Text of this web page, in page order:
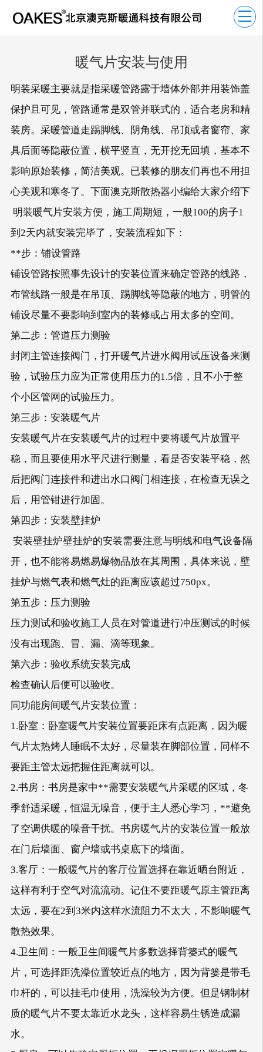

暖气片安装与使用
明装采暖主要就是指采暖管路露于墙体外部并用装饰盖
保护且可见，管路通常是双管并联式的，适合老房和精
装房。采暖管道走踢脚线、阴角线、吊顶或者窗帘、家
具后面等隐蔽位置，横平竖直，无开挖无回填，基本不
影响原始装修，简洁美观。已装修的朋友们再也不用担
心美观和寒冬了。下面澳克斯散热器小编给大家介绍下
明装暖气片安装方便，施工周期短，一般100的房子1
到2天内就安装完毕了，安装流程如下：
**步：铺设管路
铺设管路按照事先设计的安装位置来确定管路的线路，
布管线路一般是在吊顶、踢脚线等隐蔽的地方，明管的
铺设尽量不要影响到室内的装修或占用太多的空间。
第二步：管道压力测验
封闭主管连接阀门，打开暖气片进水阀用试压设备来测
验，试验压力应为正常使用压力的1.5倍，且不小于整
个小区管网的试验压力。
第三步：安装暖气片
安装暖气片在安装暖气片的过程中要将暖气片放置平
稳，而且要使用水平尺进行测量，看是否安装平稳，然
后把阀门连接件和进出水口阀门相连接，在检查无误之
后，用管钳进行加固。
第四步：安装壁挂炉
安装壁挂炉壁挂炉的安装需要注意与明线和电气设备隔
开，也不能将易燃易爆物品放在其周围，具体来说，壁
挂炉与燃气表和燃气灶的距离应该超过750px。
第五步：压力测验
压力测试和验收施工人员在对管道进行冲压测试的时候
没有出现跑、冒、漏、滴等现象。
第六步：验收系统安装完成
检查确认后便可以验收。
同功能房间暖气片安装位置：
1.卧室：卧室暖气片安装位置要距床有点距离，因为暖
气片太热烤人睡眠不太好，尽量装在脚部位置，同样不
要距主管太远把握住距离就可以。
2.书房：书房是家中**需要安装暖气片采暖的区域，冬
季舒适采暖，恒温无噪音，便于主人悉心学习，**避免
了空调供暖的噪音干扰。书房暖气片的安装位置一般放
在门后墙面、窗户墙或书桌底下的墙面。
3.客厅：一般暖气片的客厅位置选择在靠近晒台附近，
这样有利于空气对流流动。记住不要距暖气原主管距离
太远，要在2到3米内这样水流阻力不太大，不影响暖气
散热效果。
4.卫生间：一般卫生间暖气片多数选择背篓式的暖气
片，可选择距洗澡位置较近点的地方，因为背篓是带毛
巾杆的，可以挂毛巾使用，洗澡较为方便。但是钢制材
质的暖气片不要太靠近水龙头，这样容易生锈造成漏
水。